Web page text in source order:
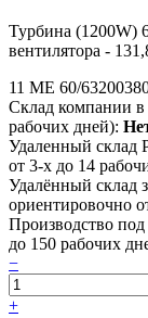
Турбина (1200W)
вентилятора -
11 ME 60/
Склад компании
рабочих дней):
Удаленный склад
от 3-х до 14
Удалённый склад
ориентировочно
Производство
до 150 рабочих
−
+